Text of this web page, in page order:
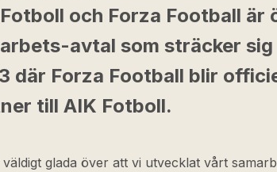
och Forza Football är
avtal som sträcker
där Forza Football blir
till AIK Fotboll.
glada över att vi utvecklat vårt